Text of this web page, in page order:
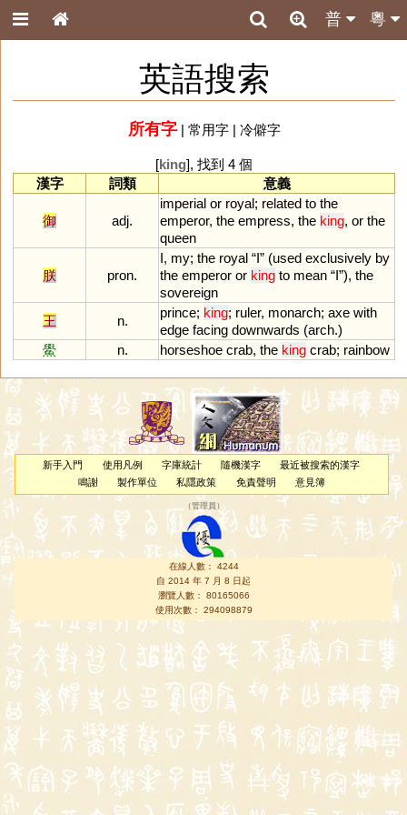
粵
普
英語搜索
所有字| 常用字| 冷僻字
[king], 找到 4 個
漢字
詞類 意義
御 adj.
imperial or royal; related to the
emperor, the empress, the king, or the
queen
朕 pron.
I, my; the royal “I” (used exclusively by
the emperor or king to mean “I”), the
sovereign
王
n.
prince; king; ruler, monarch; axe with
edge facing downwards (arch.)
鱟
n. horseshoe crab, the king crab; rainbow
新手入門 使用凡例 字庫統計 隨機漢字
最近被搜索的漢字
鳴謝
製作單位 私隱政策 免責聲明 意見簿
（管理員 ）
在線人數： 4244
自 2014 年 7 月 8 日起
瀏覽人數： 80165066
使用次數： 294098879